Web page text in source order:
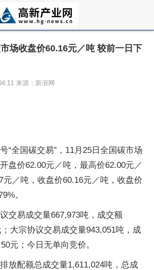
场收盘价60.16元／吨 较前一日下
来源：新浪网
“全国碳交易”，11月25日全国碳市场
盘价62.00元／吨，最高价62.00元／
元／吨，收盘价60.16元／吨，收盘价
。
交易成交量667,973吨，成交额
大宗协议交易成交量943,051吨，成
元；今日无单向竞价。
放配额总成交量1,611,024吨，总成